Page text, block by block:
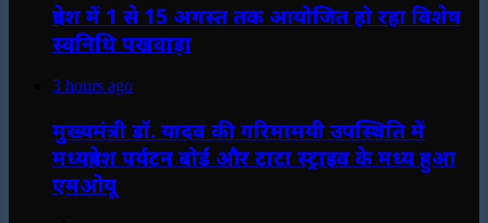
प्रदेश में 1 से 15 अगस्त तक आयोजित हो रहा विशेष
स्वनिधि पखवाड़ा
3 hours ago
मुख्यमंत्री डॉ. यादव की गरिमामयी उपस्थिति में
मध्यप्रदेश पर्यटन बोर्ड और टाटा स्ट्राइव के मध्य हुआ
एमओयू